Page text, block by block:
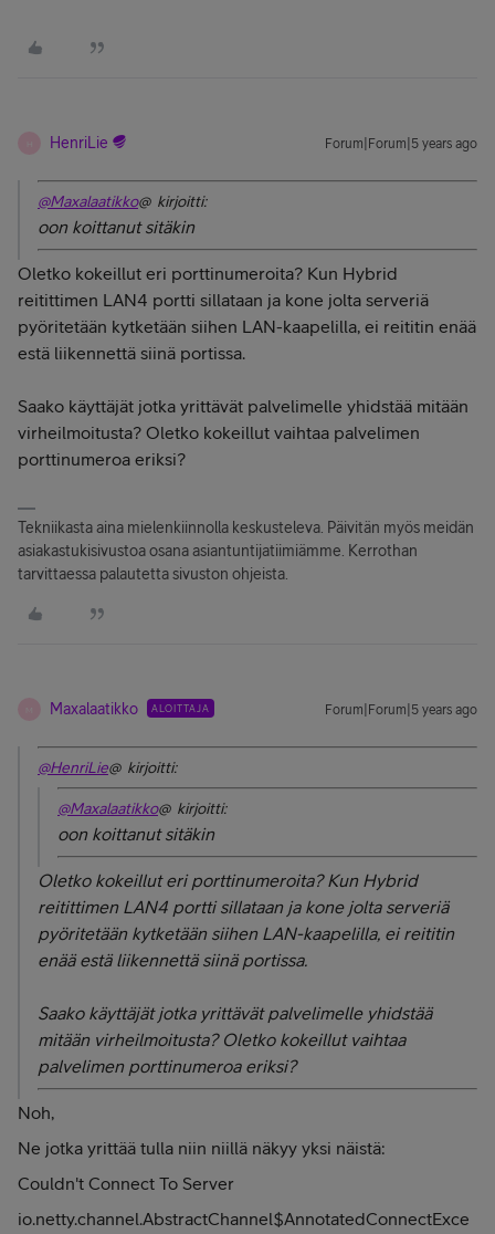
HenriLie Forum|Forum|5 years ago
@Maxalaatikko@ kirjoitti:
oon koittanut sitäkin
Oletko kokeillut eri porttinumeroita? Kun Hybrid
reitittimen LAN4 portti sillataan ja kone jolta serveriä
pyöritetään kytketään siihen LAN-kaapelilla, ei reititin enää
estä liikennettä siinä portissa.
Saako käyttäjät jotka yrittävät palvelimelle yhidstää mitään
virheilmoitusta? Oletko kokeillut vaihtaa palvelimen
porttinumeroa eriksi?
Tekniikasta aina mielenkiinnolla keskusteleva. Päivitän myös meidän
asiakastukisivustoa osana asiantuntijatiimiämme. Kerrothan
tarvittaessa palautetta sivuston ohjeista.
Maxalaatikko ALOITTAJA Forum|Forum|5 years ago
@HenriLie@ kirjoitti:
@Maxalaatikko@ kirjoitti:
oon koittanut sitäkin
Oletko kokeillut eri porttinumeroita? Kun Hybrid
reitittimen LAN4 portti sillataan ja kone jolta serveriä
pyöritetään kytketään siihen LAN-kaapelilla, ei reititin
enää estä liikennettä siinä portissa.
Saako käyttäjät jotka yrittävät palvelimelle yhidstää
mitään virheilmoitusta? Oletko kokeillut vaihtaa
palvelimen porttinumeroa eriksi?
Noh,
Ne jotka yrittää tulla niin niillä näkyy yksi näistä:
Couldn't Connect To Server
io.netty.channel.AbstractChannel$AnnotatedConnectExce